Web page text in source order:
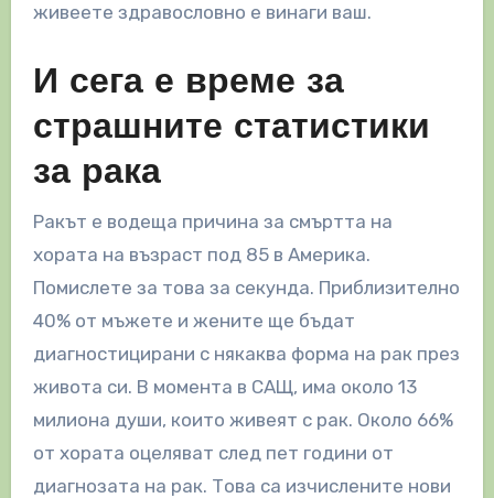
живеете здравословно е винаги ваш.
И сега е време за
страшните статистики
за рака
Ракът е водеща причина за смъртта на
хората на възраст под 85 в Америка.
Помислете за това за секунда. Приблизително
40% от мъжете и жените ще бъдат
диагностицирани с някаква форма на рак през
живота си. В момента в САЩ, има около 13
милиона души, които живеят с рак. Около 66%
от хората оцеляват след пет години от
диагнозата на рак. Това са изчислените нови